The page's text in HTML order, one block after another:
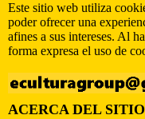
Este sitio web utiliza
poder ofrecer una
afines a sus intereses. Al
forma expresa el uso de
ACERCA DEL SITIO